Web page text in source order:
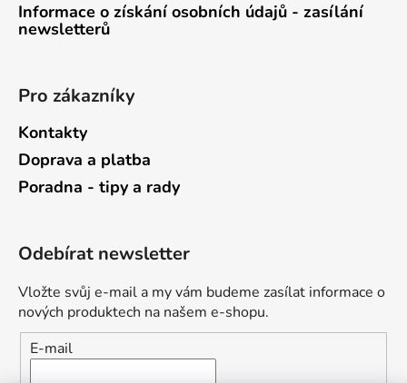
Informace o získání osobních údajů - zasílání
newsletterů
Pro zákazníky
Kontakty
Doprava a platba
Poradna - tipy a rady
Odebírat newsletter
Vložte svůj e-mail a my vám budeme zasílat informace o
nových produktech na našem e-shopu.
E-mail